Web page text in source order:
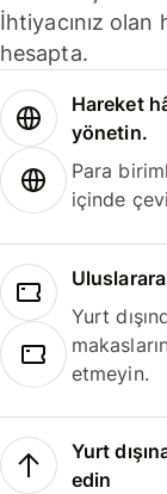
İhtiyacınız
hesapta.
Hareket
yönetin.
Para
içinde
Yurt
etmeyin.
Yurt
edin